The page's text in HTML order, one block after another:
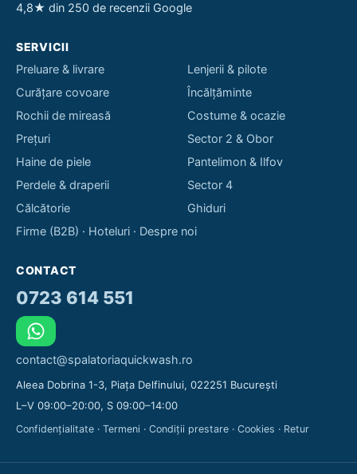
4,8★ din 250 de recenzii Google
SERVICII
Preluare & livrare
Curățare covoare
Rochii de mireasă
Prețuri
Haine de piele
Perdele & draperii
Călcătorie
Lenjerii & pilote
Încălțăminte
Costume & ocazie
Sector 2 & Obor
Pantelimon & Ilfov
Sector 4
Ghiduri
Firme (B2B) · Hoteluri · Despre noi
CONTACT
0723 614 551
contact@spalatoriaquickwash.ro
Aleea Dobrina 1-3, Piața Delfinului, 022251 București
L–V 09:00–20:00, S 09:00–14:00
Confidențialitate · Termeni · Condiții prestare · Cookies · Retur